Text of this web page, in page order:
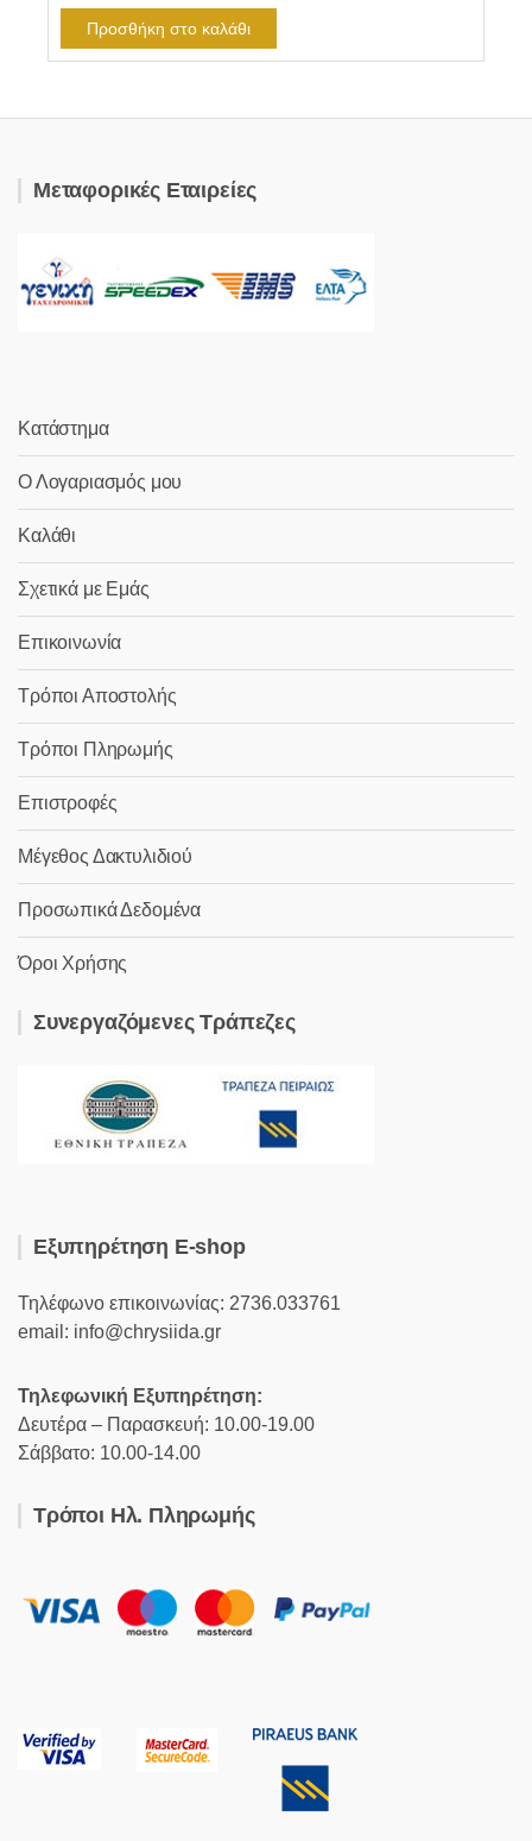
Προσθήκη στο καλάθι
Μεταφορικές Εταιρείες
Κατάστημα
Ο Λογαριασμός μου
Καλάθι
Σχετικά με Εμάς
Επικοινωνία
Τρόποι Αποστολής
Τρόποι Πληρωμής
Επιστροφές
Μέγεθος Δακτυλιδιού
Προσωπικά Δεδομένα
Όροι Χρήσης
Συνεργαζόμενες Τράπεζες
Εξυπηρέτηση E-shop
Τηλέφωνο επικοινωνίας: 2736.033761
email: info@chrysiida.gr
Τηλεφωνική Εξυπηρέτηση:
Δευτέρα – Παρασκευή: 10.00-19.00
Σάββατο: 10.00-14.00
Τρόποι Ηλ. Πληρωμής